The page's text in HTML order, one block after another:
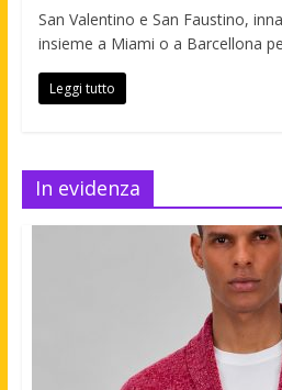
San Valentino e San Faustino,
insieme a Miami o a Barcellona
Leggi tutto
In evidenza